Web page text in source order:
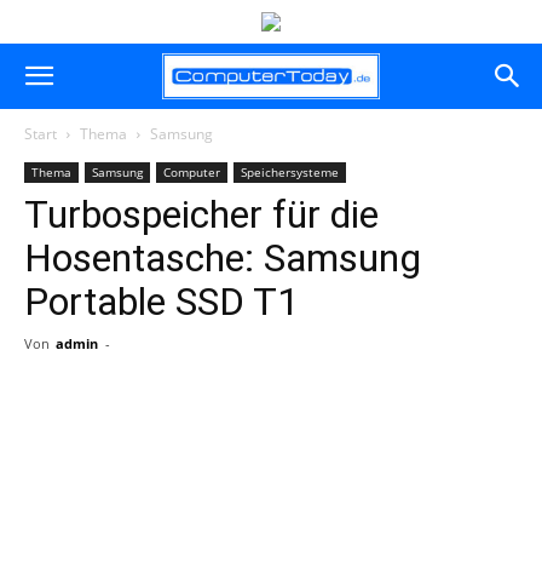
Start Thema Samsung
Thema Samsung Computer Speichersysteme
Turbospeicher für die
Hosentasche: Samsung
Portable SSD T1
Von admin -